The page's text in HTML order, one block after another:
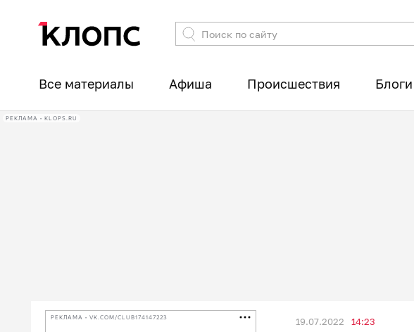
Все материалы Афиша Происшествия Блоги
РЕКЛАМА • KLOPS.RU
РЕКЛАМА • VK.COM/CLUB174147223 19.07.2022 14:23